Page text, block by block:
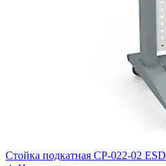
Стойка подкатная CP-022-02 ESD